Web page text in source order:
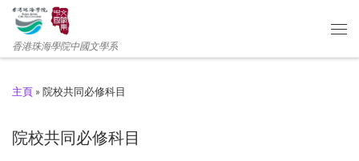
香港珠海學院中國文學系
主頁 » 院校共同必修科目
院校共同必修科目